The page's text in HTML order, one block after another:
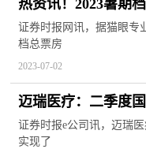
热资讯！2023暑期
证券时报网讯，据猫眼专
档总票房
2023-07-02
迈瑞医疗：二季度
末持续增加
证券时报e公司讯，迈瑞
实现了